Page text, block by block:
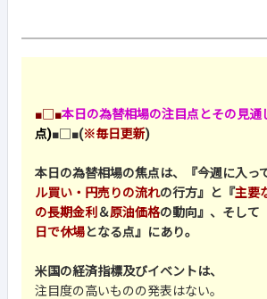
■□■本日の為替相場の注目点とその見通
点)■□■(※毎日更新)
本日の為替相場の焦点は、『今週に入っ
ル買い・円売りの流れの行方』と『主要
の長期金利 ＆原油価格の動向』、そして
日で休場となる点』にあり。
米国の経済指標及びイベントは、
注目度の高いものの発表はない。